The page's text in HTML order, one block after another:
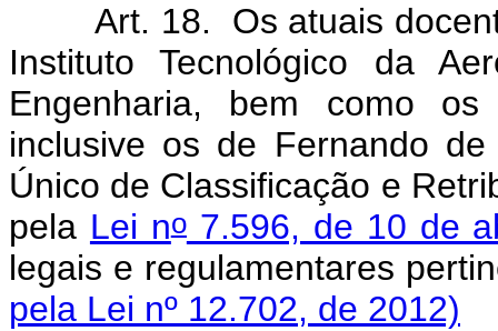
Art. 18. Os atuais
Instituto Tecnológico da
Engenharia, bem como os
inclusive os de Fernando
Único de Classificação e
pela Lei no7.596, de 10 de
legais e
pela Lei nº 12.702, de 2012)